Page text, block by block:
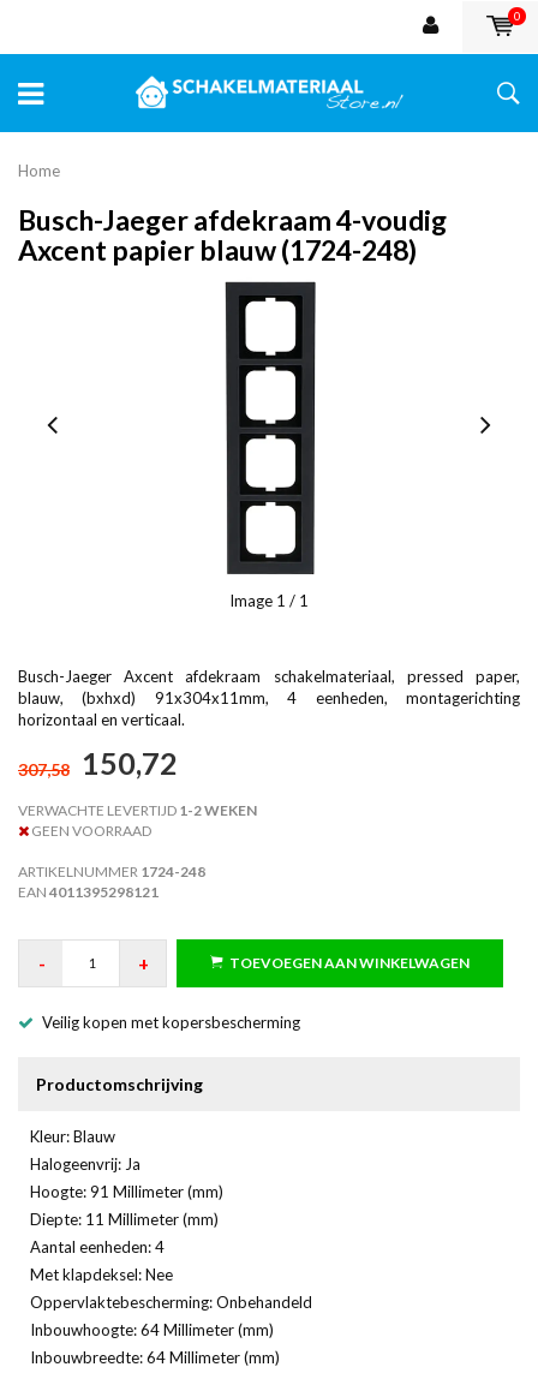
0
Home
Busch-Jaeger afdekraam 4-voudig
Axcent papier blauw (1724-248)
Image 1 / 1
Busch-Jaeger Axcent afdekraam schakelmateriaal, pressed paper,
blauw, (bxhxd) 91x304x11mm, 4 eenheden, montagerichting
horizontaal en verticaal.
307,58 150,72
VERWACHTE LEVERTIJD 1-2 WEKEN
GEEN VOORRAAD
ARTIKELNUMMER 1724-248
EAN 4011395298121
- + TOEVOEGEN AAN WINKELWAGEN
Veilig kopen met kopersbescherming
Productomschrijving
Kleur: Blauw
Halogeenvrij: Ja
Hoogte: 91 Millimeter (mm)
Diepte: 11 Millimeter (mm)
Aantal eenheden: 4
Met klapdeksel: Nee
Oppervlaktebescherming: Onbehandeld
Inbouwhoogte: 64 Millimeter (mm)
Inbouwbreedte: 64 Millimeter (mm)